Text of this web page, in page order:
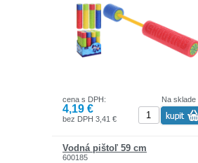
potiahnite a striekajte.
Dĺžka: 32 cm
Materiál: plast s penovým povlakom
Farba: červená, žltá, zelená, modrá
Na sklade
cena s DPH:
4,19 €
bez DPH 3,41 €
Vodná pištoľ 59 cm
600185